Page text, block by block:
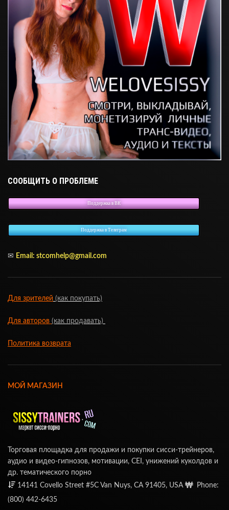
СООБЩИТЬ О ПРОБЛЕМЕ
Поддержка в ВК
Поддержка в Телеграм
✉ Email: stcomhelp@gmail.com
Для зрителей (как покупать)
Для авторов (как продавать)
Политика возврата
МОЙ МАГАЗИН
Торговая площадка для продажи и покупки сисси-трейнеров,
аудио и видео-гипнозов, мотивации, CEI, унижений куколдов и
др. тематического порно
14141 Covello Street #5C Van Nuys, CA 91405, USA
Phone:
(800) 442-6435